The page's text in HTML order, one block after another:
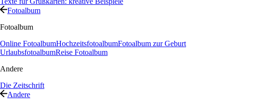
Fotoalbum
Fotoalbum
Online FotoalbumHochzeitsfotoalbumFotoalbum zur Geburt
UrlaubsfotoalbumReise Fotoalbum
Andere
Die Zeitschrift
Andere